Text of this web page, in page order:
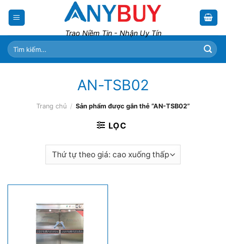
Trao Niềm Tin - Nhận Uy Tín
Tìm
kiếm:
AN-TSB02
Trang chủ / Sản phẩm được gắn thẻ “AN-TSB02”
LỌC